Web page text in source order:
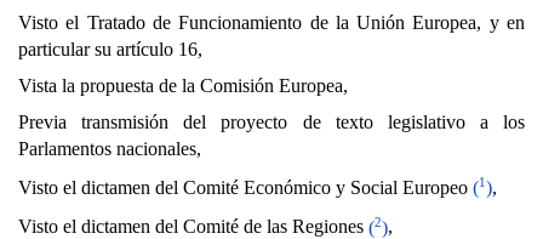
Visto el Tratado de Funcionamiento de la Unión Europea, y en
particular su artículo 16,
Vista la propuesta de la Comisión Europea,
Previa transmisión del proyecto de texto legislativo a los
Parlamentos nacionales,
Visto el dictamen del Comité Económico y Social Europeo (1),
Visto el dictamen del Comité de las Regiones (2),